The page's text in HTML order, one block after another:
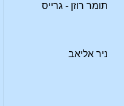
תומר רוזן - גרייס
ניר אליאב